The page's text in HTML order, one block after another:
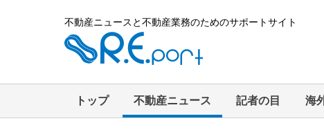
不動産ニュースと不動産業務のためのサポートサイト
トップ 不動産ニュース 記者の目 海